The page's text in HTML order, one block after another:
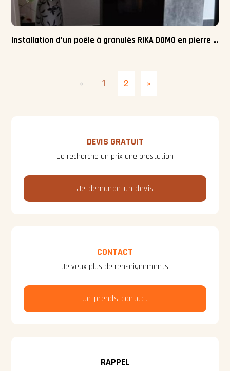
Installation d’un poêle à granulés RIKA DOMO en pierre ollaire
« 1 2 »
DEVIS GRATUIT
Je recherche un prix une prestation
Je demande un devis
CONTACT
Je veux plus de renseignements
Je prends contact
RAPPEL